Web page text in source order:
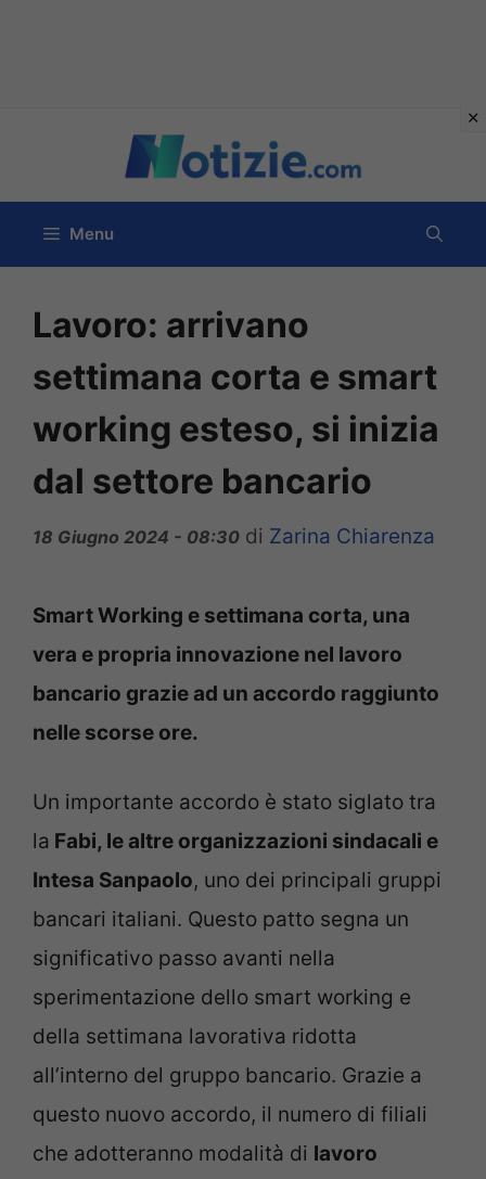
contenuto
Menu
Lavoro: arrivano
settimana corta e smart
working esteso, si inizia
dal settore bancario
18 Giugno 2024 - 08:30 di Zarina Chiarenza
Smart Working e settimana corta, una
vera e propria innovazione nel lavoro
bancario grazie ad un accordo raggiunto
nelle scorse ore.
Un importante accordo è stato siglato tra
la Fabi, le altre organizzazioni sindacali e
Intesa Sanpaolo, uno dei principali gruppi
bancari italiani. Questo patto segna un
significativo passo avanti nella
sperimentazione dello smart working e
della settimana lavorativa ridotta
all’interno del gruppo bancario. Grazie a
questo nuovo accordo, il numero di filiali
che adotteranno modalità di lavoro